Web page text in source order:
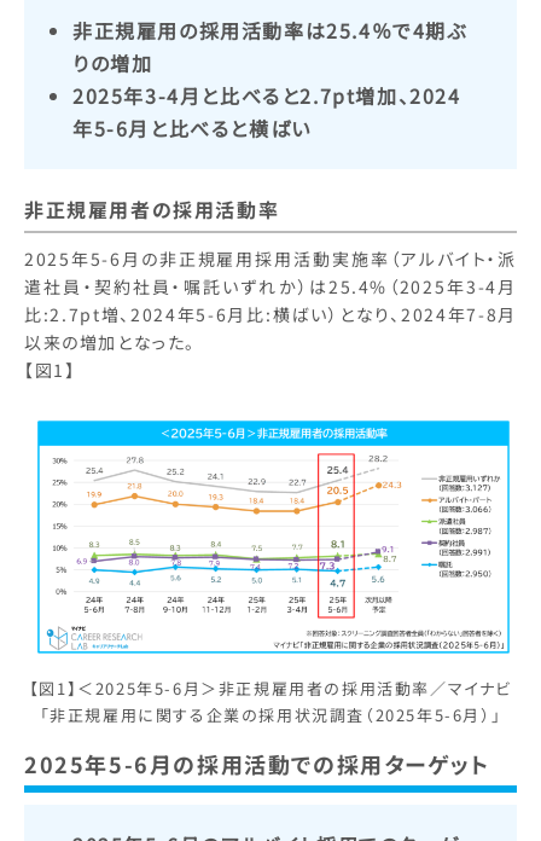
非正規雇用の採用活動率は25.4％で4期ぶ
りの増加
2025年3-4月と比べると2.7pt増加、2024
年5-6月と比べると横ばい
非正規雇用者の採用活動率
2025年5-6月の非正規雇用採用活動実施率（アルバイト・派
遣社員・契約社員・嘱託いずれか）は25.4%（2025年3-4月
比:2.7pt増、2024年5-6月比:横ばい）となり、2024年7-8月
以来の増加となった。
【図1】
【図1】＜2025年5-6月＞非正規雇用者の採用活動率／マイナビ
「非正規雇用に関する企業の採用状況調査（2025年5-6月）」
2025年5-6月の採用活動での採用ターゲット